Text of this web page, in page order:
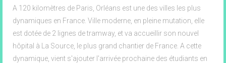
A 120 kilomètres de Paris, Orléans est une des villes les plus
dynamiques en France. Ville moderne, en pleine mutation, elle
est dotée de 2 lignes de tramway, et va accueillir son nouvel
hôpital à La Source, le plus grand chantier de France. A cette
dynamique, vient s'ajouter l'arrivée prochaine des étudiants en